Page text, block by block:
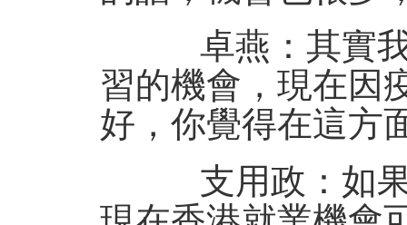
卓燕：其實我
習的機會，現在因
好，你覺得在這方
支用政：如果